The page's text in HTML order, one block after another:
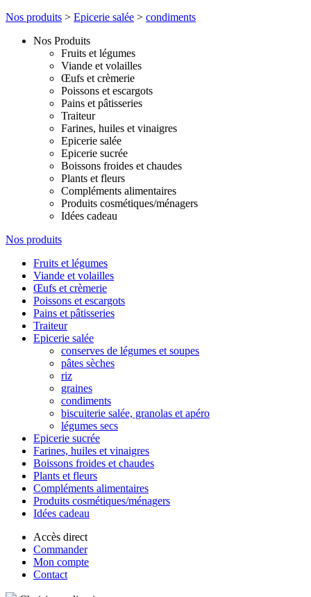
Nos produits > Epicerie salée > condiments
Nos Produits
Fruits et légumes
Viande et volailles
Œufs et crèmerie
Poissons et escargots
Pains et pâtisseries
Traiteur
Farines, huiles et vinaigres
Epicerie salée
Epicerie sucrée
Boissons froides et chaudes
Plants et fleurs
Compléments alimentaires
Produits cosmétiques/ménagers
Idées cadeau
Nos produits
Fruits et légumes
Viande et volailles
Œufs et crèmerie
Poissons et escargots
Pains et pâtisseries
Traiteur
Epicerie salée
conserves de légumes et soupes
pâtes sèches
riz
graines
condiments
biscuiterie salée, granolas et apéro
légumes secs
Epicerie sucrée
Farines, huiles et vinaigres
Boissons froides et chaudes
Plants et fleurs
Compléments alimentaires
Produits cosmétiques/ménagers
Idées cadeau
Accès direct
Commander
Mon compte
Contact